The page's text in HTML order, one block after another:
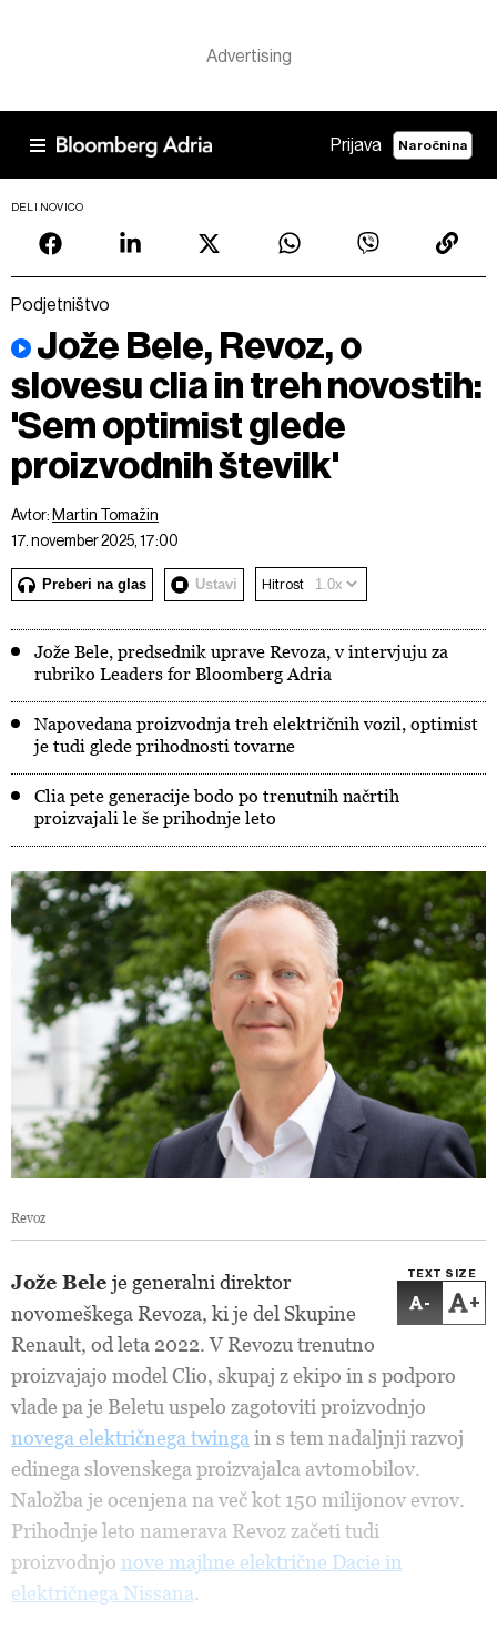
Prijava Naročnina
DELI NOVICO
Podjetništvo
Jože Bele, Revoz, o
slovesu clia in treh novostih:
'Sem optimist glede
proizvodnih številk'
Avtor: Martin Tomažin
17. november 2025, 17:00
Preberi na glas Ustavi Hitrost
Jože Bele, predsednik uprave Revoza, v intervjuju za
rubriko Leaders for Bloomberg Adria
Napovedana proizvodnja treh električnih vozil, optimist
je tudi glede prihodnosti tovarne
Clia pete generacije bodo po trenutnih načrtih
proizvajali le še prihodnje leto
Revoz
TEXT SIZE
- +
Jože Bele je generalni direktor
novomeškega Revoza, ki je del Skupine
Renault, od leta 2022. V Revozu trenutno
proizvajajo model Clio, skupaj z ekipo in s podporo
vlade pa je Beletu uspelo zagotoviti proizvodnjo
novega električnega twinga in s tem nadaljnji razvoj
edinega slovenskega proizvajalca avtomobilov.
Naložba je ocenjena na več kot 150 milijonov evrov.
Prihodnje leto namerava Revoz začeti tudi
proizvodnjo nove majhne električne Dacie in
električnega Nissana.